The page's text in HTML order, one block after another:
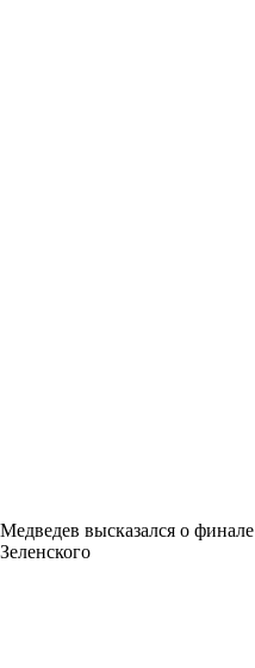
Медведев высказался о
Зеленского